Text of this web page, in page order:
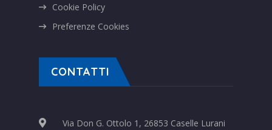
Cookie Policy
Preferenze Cookies
CONTATTI
Via Don G. Ottolo 1, 26853 Caselle Lurani